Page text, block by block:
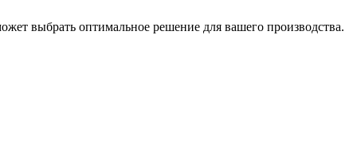
выбрать оптимальное решение для вашего производства.